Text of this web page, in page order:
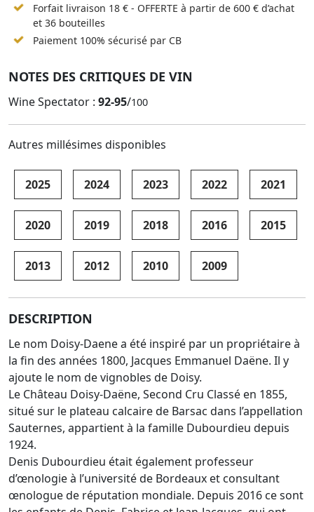
Forfait livraison 18 € - OFFERTE à partir de 600 € d’achat
et 36 bouteilles
Paiement 100% sécurisé par CB
NOTES DES CRITIQUES DE VIN
Wine Spectator : 92-95/100
Autres millésimes disponibles
2025 2024 2023 2022 2021
2020 2019 2018 2016 2015
2013 2012 2010 2009
DESCRIPTION
Le nom Doisy-Daene a été inspiré par un propriétaire à
la fin des années 1800, Jacques Emmanuel Daëne. Il y
ajoute le nom de vignobles de Doisy.
Le Château Doisy-Daëne, Second Cru Classé en 1855,
situé sur le plateau calcaire de Barsac dans l’appellation
Sauternes, appartient à la famille Dubourdieu depuis
1924.
Denis Dubourdieu était également professeur
d’œnologie à l’université de Bordeaux et consultant
œnologue de réputation mondiale. Depuis 2016 ce sont